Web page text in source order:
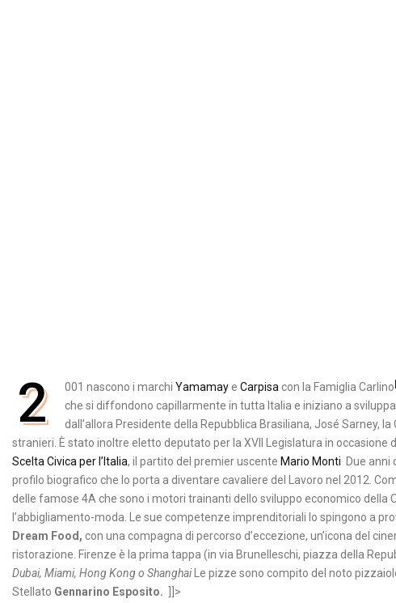
2 001 nascono i marchi Yamamaye Carpisa con la Famiglia Carlino
che si diffondono capillarmente in tutta Italia e iniziano a
dall’allora Presidente della Repubblica Brasiliana, José Sarney,
stranieri. È stato inoltre eletto deputato per la XVII Legislatura in
Scelta Civica per l’Italia, il partito del premier uscente Mario Monti Due anni
profilo biografico che lo porta a diventare cavaliere del Lavoro nel 2012.
delle famose 4A che sono i motori trainanti dello sviluppo economico della
l’abbigliamento-moda. Le sue competenze imprenditoriali lo spingono a
Dream Food , con una compagna di percorso d’eccezione, un’icona del
ristorazione. Firenze è la prima tappa (in via Brunelleschi, piazza della
Dubai, Miami, Hong Kong o Shanghai Le pizze sono compito del noto
Stellato Gennarino Esposito. ]]>